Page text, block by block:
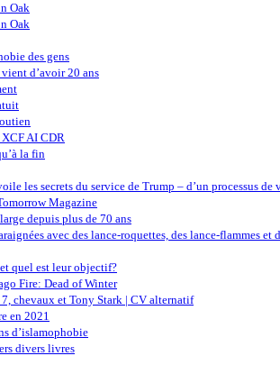
Oak
Oak
des gens
d’avoir 20 ans
AI CDR
la fin
les secrets du service de Trump – d’un processus
Magazine
depuis plus de 70 ans
avec des lance-roquettes, des lance-flammes et
quel est leur objectif?
Fire: Dead of Winter
chevaux et Tony Stark | CV alternatif
en 2021
d’islamophobie
divers livres